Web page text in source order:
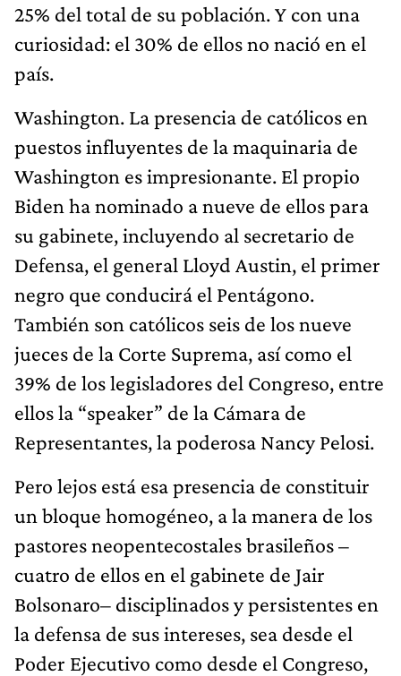
25% del total de su población. Y con una
curiosidad: el 30% de ellos no nació en el
país.
Washington. La presencia de católicos en
puestos influyentes de la maquinaria de
Washington es impresionante. El propio
Biden ha nominado a nueve de ellos para
su gabinete, incluyendo al secretario de
Defensa, el general Lloyd Austin, el primer
negro que conducirá el Pentágono.
También son católicos seis de los nueve
jueces de la Corte Suprema, así como el
39% de los legisladores del Congreso, entre
ellos la “speaker” de la Cámara de
Representantes, la poderosa Nancy Pelosi.
Pero lejos está esa presencia de constituir
un bloque homogéneo, a la manera de los
pastores neopentecostales brasileños –
cuatro de ellos en el gabinete de Jair
Bolsonaro– disciplinados y persistentes en
la defensa de sus intereses, sea desde el
Poder Ejecutivo como desde el Congreso,